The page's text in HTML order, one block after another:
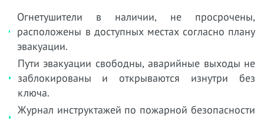
Огнетушители в наличии, не просрочены,
расположены в доступных местах согласно плану
эвакуации.
Пути эвакуации свободны, аварийные выходы не
заблокированы и открываются изнутри без
ключа.
Журнал инструктажей по пожарной безопасности